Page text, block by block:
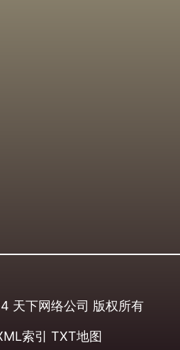
天下网络公司 版权所有
索引 TXT地图